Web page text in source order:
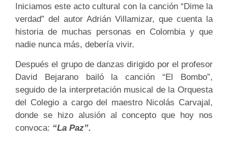
Iniciamos este acto cultural con la canción “Dime la
verdad” del autor Adrián Villamizar, que cuenta la
historia de muchas personas en Colombia y que
nadie nunca más, debería vivir.
Después el grupo de danzas dirigido por el profesor
David Bejarano bailó la canción “El Bombo”,
seguido de la interpretación musical de la Orquesta
del Colegio a cargo del maestro Nicolás Carvajal,
donde se hizo alusión al concepto que hoy nos
convoca: “La Paz”.